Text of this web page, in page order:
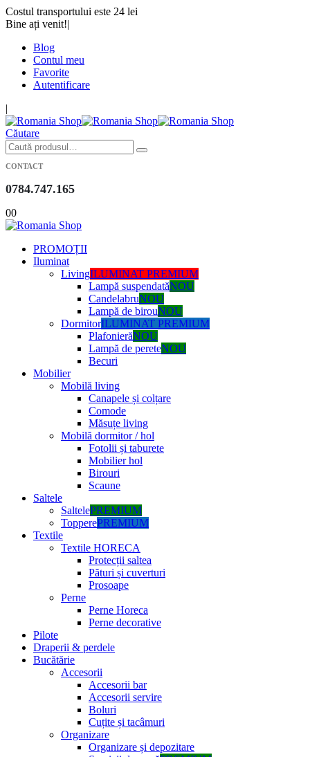
Costul transportului este 24 lei
Bine ați venit!|
Blog
Contul meu
Favorite
Autentificare
|
Căutare
CONTACT
0784.747.165
00
PROMOȚII
Iluminat
LivingILUMINAT PREMIUM
Lampă suspendatăNOU
CandelabruNOU
Lampă de birouNOU
DormitorILUMINAT PREMIUM
PlafonierăNOU
Lampă de pereteNOU
Becuri
Mobilier
Mobilă living
Canapele și colțare
Comode
Măsuțe living
Mobilă dormitor / hol
Fotolii și taburete
Mobilier hol
Birouri
Scaune
Saltele
SaltelePREMIUM
TopperePREMIUM
Textile
Textile HORECA
Protecții saltea
Pături și cuverturi
Prosoape
Perne
Perne Horeca
Perne decorative
Pilote
Draperii & perdele
Bucătărie
Accesorii
Accesorii bar
Accesorii servire
Boluri
Cuțite și tacâmuri
Organizare
Organizare și depozitare